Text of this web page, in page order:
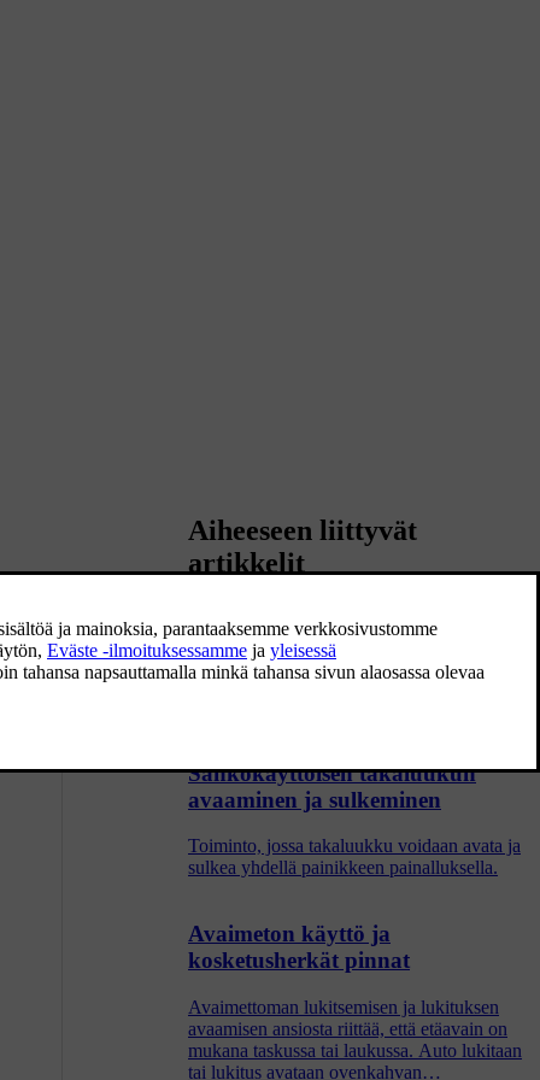
Aiheeseen liittyvät
artikkelit
Etäavaimen käyttöetäisyys
Jotta etäavain toimii oikein, sen pitää olla
Sähkökäyttöisen takaluukun
avaaminen ja sulkeminen
Toiminto, jossa takaluukku voidaan avata ja
sulkea yhdellä painikkeen painalluksella.
Avaimeton käyttö ja
kosketusherkät pinnat
Avaimettoman lukitsemisen ja lukituksen
avaamisen ansiosta riittää, että etäavain on
mukana taskussa tai laukussa. Auto lukitaan
tai lukitus avataan ovenkahvan